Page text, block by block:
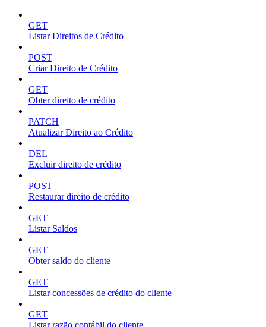
GET
Listar Direitos de Crédito
POST
Criar Direito de Crédito
GET
Obter direito de crédito
PATCH
Atualizar Direito ao Crédito
DEL
Excluir direito de crédito
POST
Restaurar direito de crédito
GET
Listar Saldos
GET
Obter saldo do cliente
GET
Listar concessões de crédito do cliente
GET
Listar razão contábil do cliente